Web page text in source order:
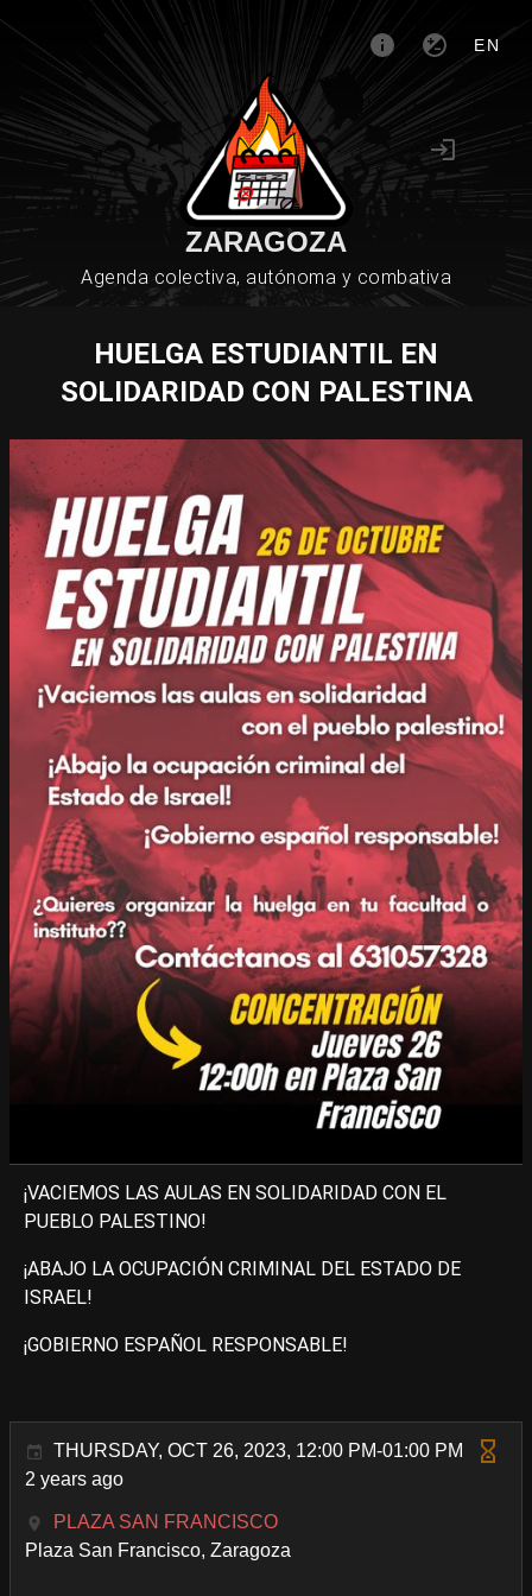
EN
ZARAGOZA
Agenda colectiva, autónoma y combativa
HUELGA ESTUDIANTIL EN
SOLIDARIDAD CON PALESTINA
¡VACIEMOS LAS AULAS EN SOLIDARIDAD CON EL
PUEBLO PALESTINO!
¡ABAJO LA OCUPACIÓN CRIMINAL DEL ESTADO DE
ISRAEL!
¡GOBIERNO ESPAÑOL RESPONSABLE!
THURSDAY, OCT 26, 2023, 12:00 PM-01:00 PM
2 years ago
PLAZA SAN FRANCISCO
Plaza San Francisco, Zaragoza